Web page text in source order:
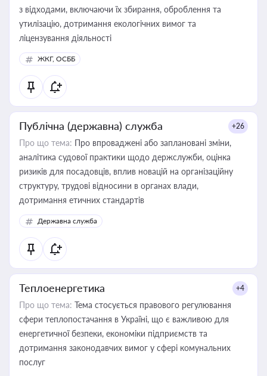
з відходами, включаючи їх збирання, оброблення та
утилізацію, дотримання екологічних вимог та
ліцензування діяльності
ЖКГ, ОСББ
Публічна (державна) служба +26
Про що тема: Про впроваджені або заплановані зміни,
аналітика судової практики щодо держслужби, оцінка
ризиків для посадовців, вплив новацій на організаційну
структуру, трудові відносини в органах влади,
дотримання етичних стандартів
Державна служба
Теплоенергетика +4
Про що тема: Тема стосується правового регулювання
сфери теплопостачання в Україні, що є важливою для
енергетичної безпеки, економіки підприємств та
дотримання законодавчих вимог у сфері комунальних
послуг